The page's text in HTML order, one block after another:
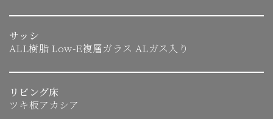
サッシ
ALL樹脂 Low-E複層ガラス ALガス入り
リビング床
ツキ板アカシア